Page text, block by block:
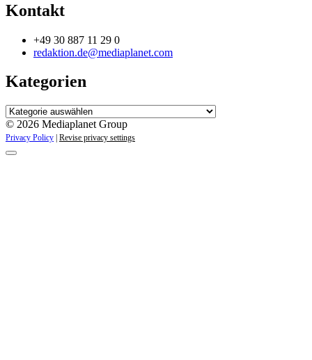
Kontakt
+49 30 887 11 29 0
redaktion.de@mediaplanet.com
Kategorien
Kategorien
© 2026 Mediaplanet Group
Privacy Policy Revise privacy settings